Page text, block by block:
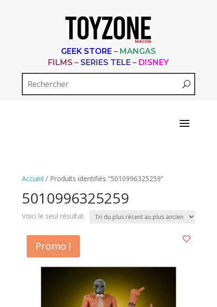
GEEK STORE – MANGAS
FILMS – SERIES TELE – DISNEY
Accueil / Produits identifiés “5010996325259”
5010996325259
Voici le seul résultat
Promo !